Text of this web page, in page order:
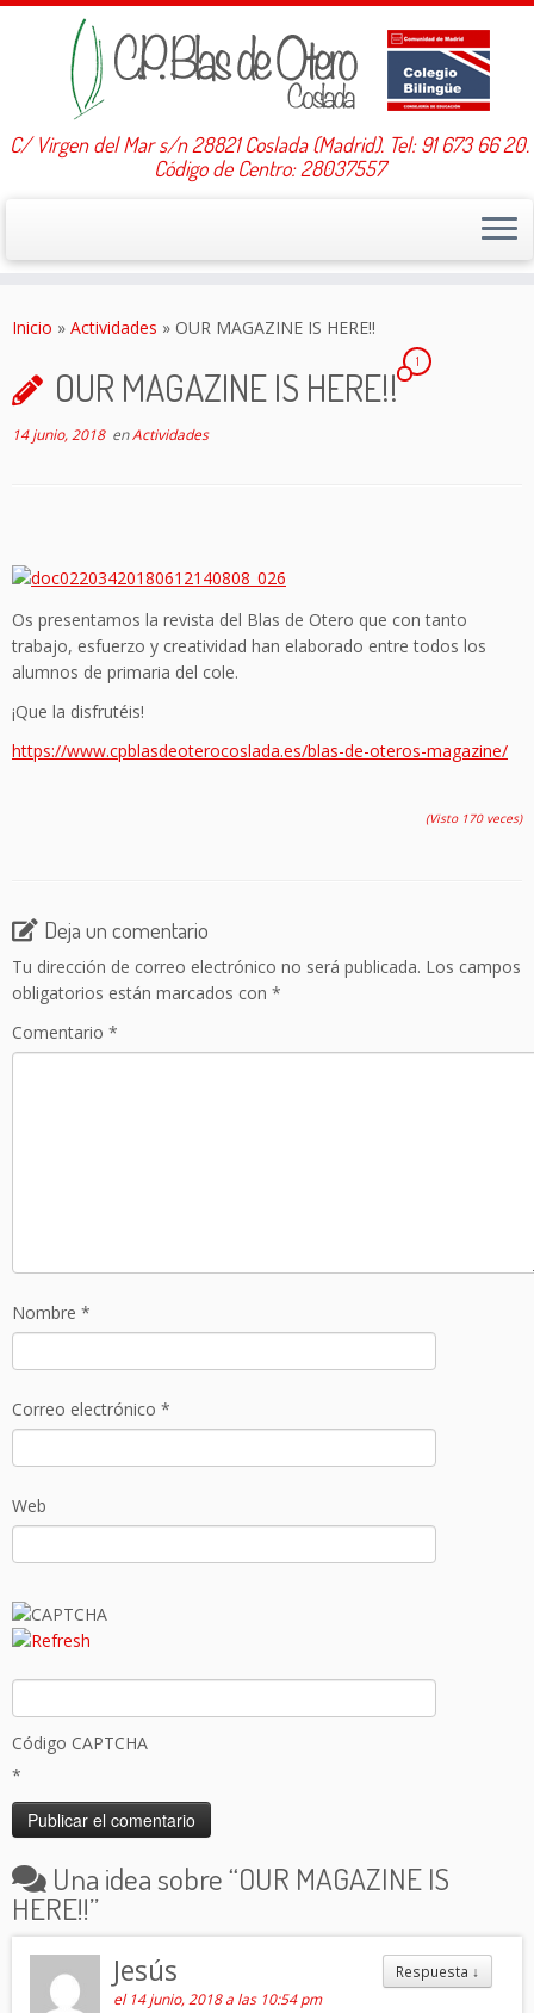
C/ Virgen del Mar s/n 28821 Coslada (Madrid). Tel: 91 673 66 20.
Código de Centro: 28037557
Inicio » Actividades » OUR MAGAZINE IS HERE!!
OUR MAGAZINE IS HERE!!
1
14 junio, 2018enActividades
Os presentamos la revista del Blas de Otero que con tanto
trabajo, esfuerzo y creatividad han elaborado entre todos los
alumnos de primaria del cole.
¡Que la disfrutéis!
https://www.cpblasdeoterocoslada.es/blas-de-oteros-magazine/
(Visto 170 veces)
Deja un comentario
Tu dirección de correo electrónico no será publicada. Los campos
obligatorios están marcados con *
Comentario *
Nombre *
Correo electrónico *
Web
Código CAPTCHA
*
Una idea sobre “OUR MAGAZINE IS
HERE!!”
Respuesta ↓
Jesús
el 14 junio, 2018 a las 10:54 pm